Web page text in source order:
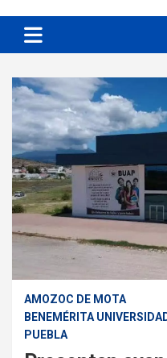
AMOZOC DE MOTA
BENEMÉRITA
PUEBLA